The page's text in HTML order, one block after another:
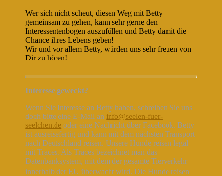
Wer sich nicht scheut, diesen Weg mit Betty
gemeinsam zu gehen, kann sehr gerne den
Interessentenbogen auszufüllen und Betty damit die
Chance ihres Lebens geben!
Wir und vor allem Betty, würden uns sehr freuen von
Dir zu hören!
Interesse geweckt?
Wenn Sie Interesse an Betty haben, schreiben Sie uns
doch bitte eine E-Mail an info@seelen-fuer-
seelchen.de oder eine Nachricht über Facebook. Betty
ist ausreisefertig und kann mit dem nächsten Transport
nach Deutschland reisen. Unsere Hunde reisen legal
mit Traces. Als Traces bezeichnet man das
Datenbanksystem, mit dem der gesamte Tierverkehr
innerhalb der EU überwacht wird.Die Hunde reisen